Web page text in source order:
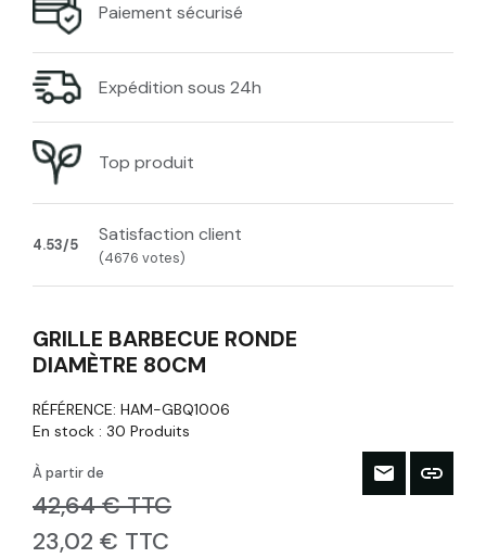
Paiement sécurisé
Expédition sous 24h
Top produit
4.53/5 Satisfaction client
(4676 votes)
GRILLE BARBECUE RONDE
DIAMÈTRE 80CM
RÉFÉRENCE: HAM-GBQ1006
En stock : 30 Produits
À partir de
42,64 € TTC
23,02 € TTC